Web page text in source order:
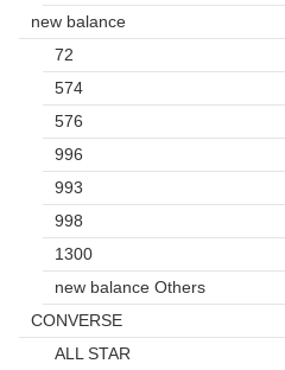
new balance
72
574
576
996
993
998
1300
new balance Others
CONVERSE
ALL STAR